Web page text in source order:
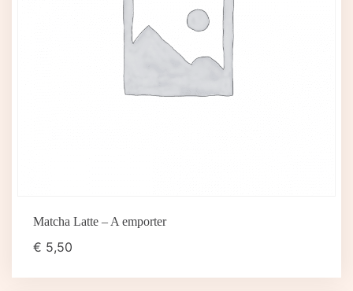
Matcha Latte – A emporter
€ 5,50